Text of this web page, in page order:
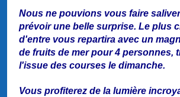
Nous ne pouvions vous faire
prévoir une belle surprise. Le plus
d'entre vous repartira avec un
de fruits de mer pour 4 personnes,
l'issue des courses le dimanche.
Vous profiterez de la lumière